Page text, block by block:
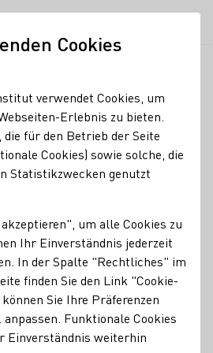
biodynamisches Weingut in
gesagt in Baden/
Ökologischer Weinbau e.V.
Cookies
verwendet Cookies, um
Erlebnis zu bieten.
die für den Betrieb der Seite
Cookies) sowie solche, die
Statistikzwecken genutzt
um alle Cookies zu
Ihr Einverständnis jederzeit
In der Spalte "Rechtliches" im
finden Sie den Link "Cookie-
Sie Ihre Präferenzen
Funktionale Cookies
Einverständnis weiterhin